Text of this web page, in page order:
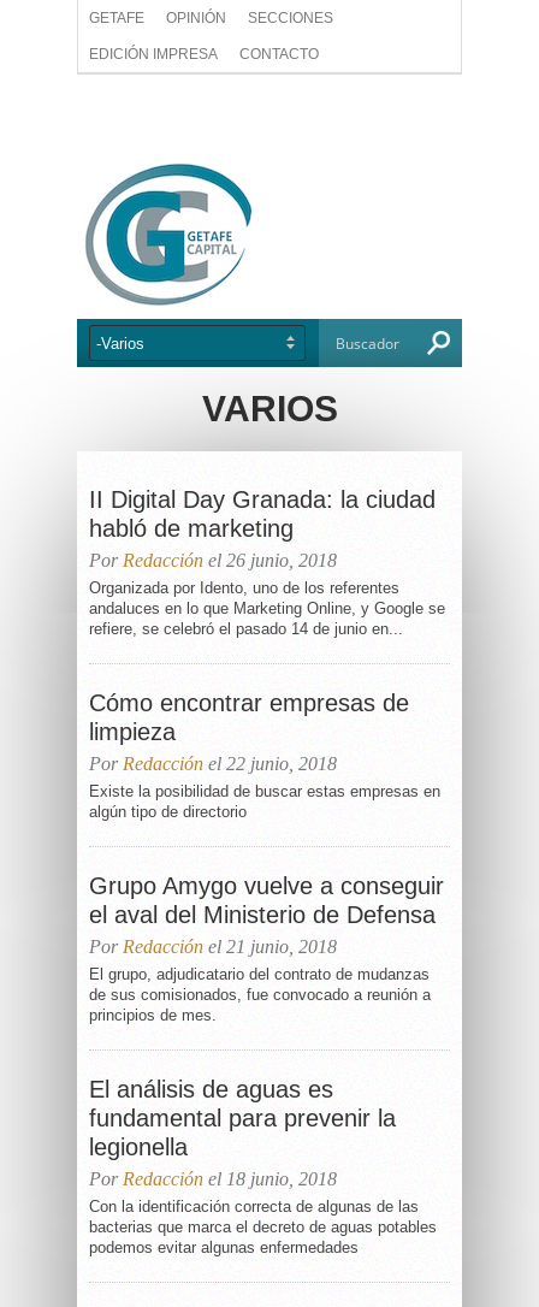
GETAFE OPINIÓN SECCIONES
EDICIÓN IMPRESA CONTACTO
VARIOS
II Digital Day Granada: la ciudad
habló de marketing
Por Redacción el 26 junio, 2018
Organizada por Idento, uno de los referentes
andaluces en lo que Marketing Online, y Google se
refiere, se celebró el pasado 14 de junio en...
Cómo encontrar empresas de
limpieza
Por Redacción el 22 junio, 2018
Existe la posibilidad de buscar estas empresas en
algún tipo de directorio
Grupo Amygo vuelve a conseguir
el aval del Ministerio de Defensa
Por Redacción el 21 junio, 2018
El grupo, adjudicatario del contrato de mudanzas
de sus comisionados, fue convocado a reunión a
principios de mes.
El análisis de aguas es
fundamental para prevenir la
legionella
Por Redacción el 18 junio, 2018
Con la identificación correcta de algunas de las
bacterias que marca el decreto de aguas potables
podemos evitar algunas enfermedades